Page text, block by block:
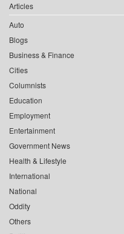
Articles
Auto
Blogs
Business & Finance
Cities
Columnists
Education
Employment
Entertainment
Government News
Health & Lifestyle
International
National
Oddity
Others